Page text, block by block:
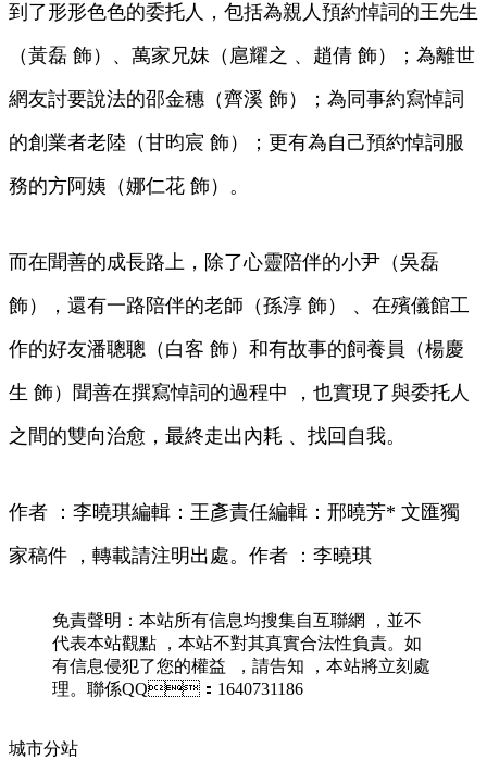
到了形形色色的委托人，包括為親人預約悼詞的王先生
（黃磊 飾）、萬家兄妹（扈耀之 、趙倩 飾）；為離世
網友討要說法的邵金穗（齊溪 飾）；為同事約寫悼詞
的創業者老陸（甘昀宸 飾）；更有為自己預約悼詞服
務的方阿姨（娜仁花 飾） 。
而在聞善的成長路上，除了心靈陪伴的小尹（吳磊
飾）  ，還有一路陪伴的老師（孫淳 飾） 、在殯儀館工
作的好友潘聰聰（白客 飾）和有故事的飼養員（楊慶
生 飾）聞善在撰寫悼詞的過程中 ，也實現了與委托人
之間的雙向治愈，最終走出內耗 、找回自我。
作者 ：李曉琪編輯 ：王彥責任編輯：邢曉芳* 文匯獨
家稿件 ，轉載請注明出處 。作者  ：李曉琪
免責聲明：本站所有信息均搜集自互聯網 ，並不
代表本站觀點 ，本站不對其真實合法性負責。如
有信息侵犯了您的權益  ，請告知 ，本站將立刻處
理。聯係QQ：1640731186
城市分站